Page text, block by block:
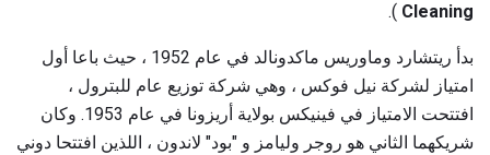
Cleaning
).
بدأ ريتشارد وماوريس ماكدونالد في عام 1952 ، حيث باعا أول
امتياز لشركة نيل فوكس ، وهي شركة توزيع عام للبترول ،
افتتحت الامتياز في فينيكس بولاية أريزونا في عام 1953. وكان
شريكهما الثاني هو روجر وليامز و "بود" لاندون ، اللذين افتتحا دوني